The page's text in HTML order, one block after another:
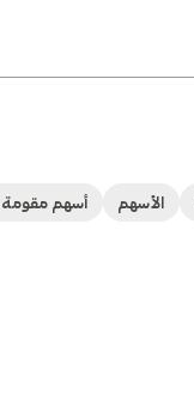
الأسهم أسهم مقومة